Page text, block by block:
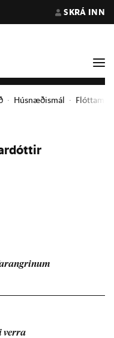
SKRÁ INN
Húsnæðismál
verra